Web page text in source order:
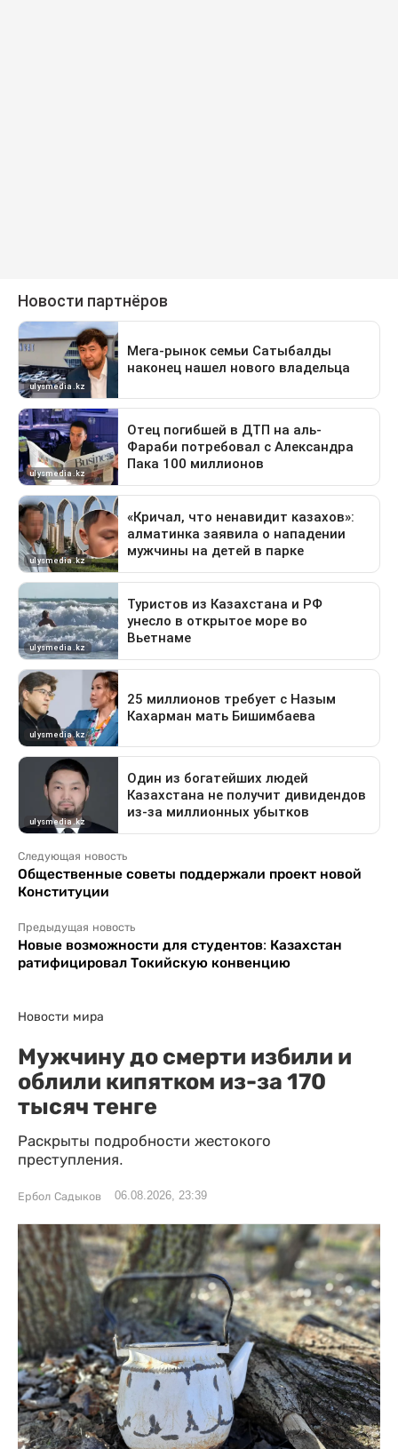
Следующая новость
Общественные советы поддержали проект новой
Конституции
Предыдущая новость
Новые возможности для студентов: Казахстан
ратифицировал Токийскую конвенцию
Новости мира
Мужчину до смерти избили и
облили кипятком из-за 170
тысяч тенге
Раскрыты подробности жестокого
преступления.
Ербол Садыков 06.08.2026, 23:39